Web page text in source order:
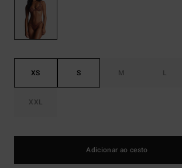
XS S M L
XXL
Adicionar ao cesto